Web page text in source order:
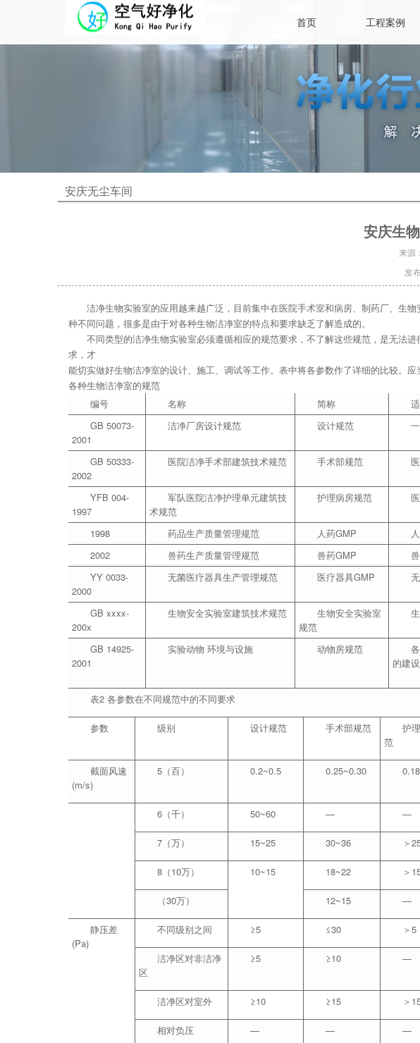
首页 工程案例
安庆无尘车间
安庆生
来源
发
洁净生物实验室的应用越来越广泛，目前集中在医院手术室和病房、制药厂、生
种不同问题，很多是由于对各种生物洁净室的特点和要求缺乏了解造成的。
不同类型的洁净生物实验室必须遵循相应的规范要求，不了解这些规范，是无法
求，才
能切实做好生物洁净室的设计、施工、调试等工作。表中将各参数作了详细的比较。应
各种生物洁净室的规范
编号
名称 简称
GB 50073-
2001
洁净厂房设计规范 设计规范
GB 50333-
2002
医院洁净手术部建筑技术规范 手术部规范
YFB 004-
1997
军队医院洁净护理单元建筑技
术规范
护理病房规范
1998 药品生产质量管理规范 人药GMP
2002
兽药生产质量管理规范 兽药GMP
YY 0033-
2000
无菌医疗器具生产管理规范 医疗器具GMP
GB xxxx-
200x
生物安全实验室建筑技术规范
生物安全实验室
规范
GB 14925-
2001
实验动物 环境与设施 动物房规范
的建设
表2 各参数在不同规范中的不同要求
参数 级别 设计规范 手术部规范
护
范
截面风速
(m/s)
5（百） 0.2~0.5 0.25~0.30
6（千） 50~60 — —
7（万） 15~25 30~36 ＞
8（10万） 10~15 18~22 ＞
（30万） 12~15 —
静压差
(Pa)
不同级别之间 ≥5 ≤30 ＞5
洁净区对非洁净
区
≥5 ≥10 —
洁净区对室外 ≥10 ≥15 ＞
相对负压 — — —